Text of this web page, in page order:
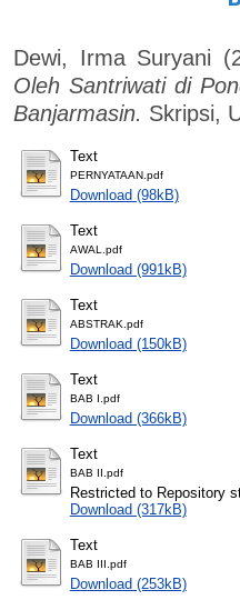
Dewi, Irma Suryani
Oleh Santriwati di
Banjarmasin. Skripsi,
Text
PERNYATAAN.pdf
Download (98kB)
Text
AWAL.pdf
Download (991kB)
Text
ABSTRAK.pdf
Download (150kB)
Text
BAB I.pdf
Download (366kB)
Text
BAB II.pdf
Restricted to Repository
Download (317kB)
Text
BAB III.pdf
Download (253kB)